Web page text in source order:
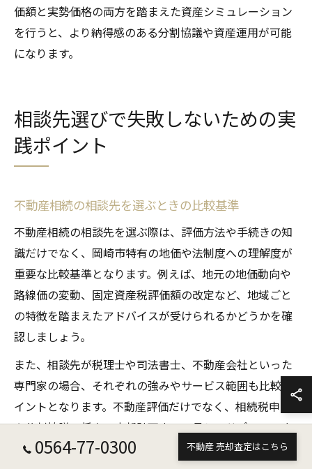
価額と実勢価格の両方を踏まえた資産シミュレーション
を行うと、より納得感のある分割協議や資産運用が可能
になります。
相談先選びで失敗しないための実
践ポイント
不動産相続の相談先を選ぶときの比較基準
不動産相続の相談先を選ぶ際は、評価方法や手続きの知
識だけでなく、岡崎市特有の地価や法制度への理解度が
重要な比較基準となります。例えば、地元の地価動向や
路線価の変動、固定資産税評価額の改定など、地域ごと
の特徴を踏まえたアドバイスが受けられるかどうかを確
認しましょう。
また、相談先が税理士や司法書士、不動産会社といった
専門家の場合、それぞれの強みやサービス範囲も比較ポ
イントとなります。不動産評価だけでなく、相続税申告
や分割協議、将来の売却計画まで一貫してサポートでき
るかどうかも見逃せません。
0564-77-0300 不動産 売却査定はこちら